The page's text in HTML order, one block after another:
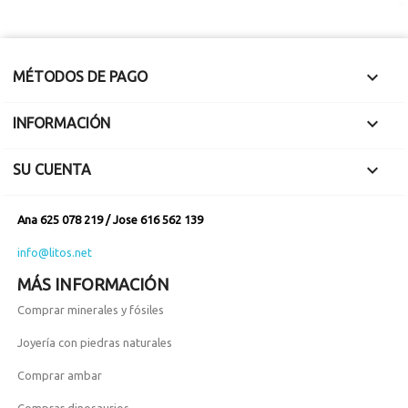
MÉTODOS DE PAGO 
INFORMACIÓN 
SU CUENTA 
Ana 625 078 219 / Jose 616 562 139
info@litos.net
MÁS INFORMACIÓN
Comprar minerales y fósiles
Joyería con piedras naturales
Comprar ambar